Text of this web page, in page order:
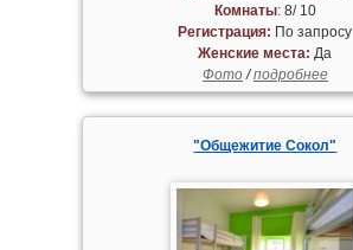
Комнаты: 8/ 10
Регистрация: По запросу
Женские места: Да
Фото/подробнее
"Общежитие Сокол"